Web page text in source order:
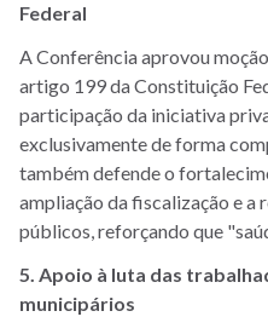
Federal
A Conferência aprovou
artigo 199 da Constituição
participação da iniciativa
exclusivamente de forma
também defende o
ampliação da fiscalização e a
públicos, reforçando que
5. Apoio à luta das
municipários